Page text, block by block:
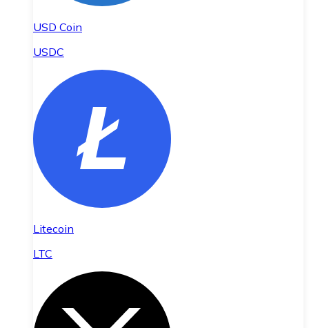
USD Coin
USDC
Litecoin
LTC